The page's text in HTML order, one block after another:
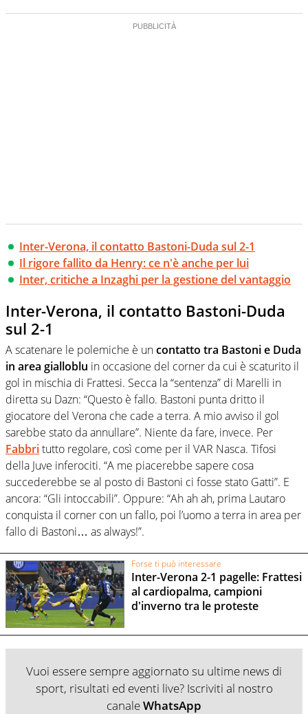
Inter-Verona, il contatto Bastoni-Duda sul 2-1
Il rigore fallito da Henry: ce n'è anche per lui
Inter, critiche a Inzaghi per la gestione del vantaggio
Inter-Verona, il contatto Bastoni-Duda
sul 2-1
A scatenare le polemiche è uncontatto tra Bastoni e Duda
in area gialloblu in occasione del corner da cui è scaturito il
gol in mischia di Frattesi. Secca la “sentenza” di Marelli in
diretta su Dazn: “Questo è fallo. Bastoni punta dritto il
giocatore del Verona che cade a terra. A mio avviso il gol
sarebbe stato da annullare”. Niente da fare, invece. Per
Fabbritutto regolare, così come per il VAR Nasca. Tifosi
della Juve inferociti. “A me piacerebbe sapere cosa
succederebbe se al posto di Bastoni ci fosse stato Gatti”. E
ancora: “Gli intoccabili”. Oppure: “Ah ah ah, prima Lautaro
conquista il corner con un fallo, poi l’uomo a terra in area per
fallo di Bastoni… as always!”.
Forse ti può interessare
Inter-Verona 2-1 pagelle: Frattesi
al cardiopalma, campioni
d'inverno tra le proteste
Vuoi essere sempre aggiornato su ultime news di
sport, risultati ed eventi live? Iscriviti al nostro
canaleWhatsApp